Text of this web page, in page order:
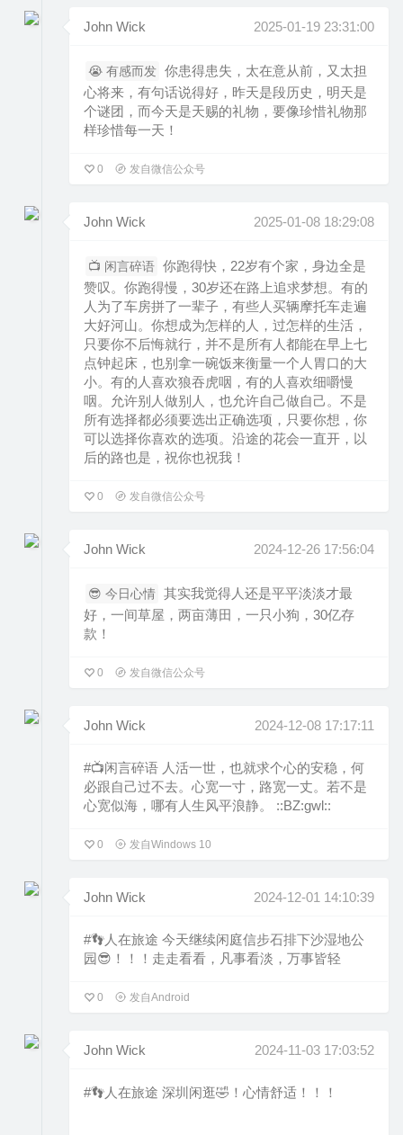
John Wick 2025-01-19 23:31:00
😭 有感而发 你患得患失，太在意从前，又太担
心将来，有句话说得好，昨天是段历史，明天是
个谜团，而今天是天赐的礼物，要像珍惜礼物那
样珍惜每一天！
0 发自微信公众号
John Wick 2025-01-08 18:29:08
📺 闲言碎语 你跑得快，22岁有个家，身边全是
赞叹。你跑得慢，30岁还在路上追求梦想。有的
人为了车房拼了一辈子，有些人买辆摩托车走遍
大好河山。你想成为怎样的人，过怎样的生活，
只要你不后悔就行，并不是所有人都能在早上七
点钟起床，也别拿一碗饭来衡量一个人胃口的大
小。有的人喜欢狼吞虎咽，有的人喜欢细嚼慢
咽。允许别人做别人，也允许自己做自己。不是
所有选择都必须要选出正确选项，只要你想，你
可以选择你喜欢的选项。沿途的花会一直开，以
后的路也是，祝你也祝我！
0 发自微信公众号
John Wick 2024-12-26 17:56:04
😎 今日心情 其实我觉得人还是平平淡淡才最
好，一间草屋，两亩薄田，一只小狗，30亿存
款！
0 发自微信公众号
John Wick 2024-12-08 17:17:11
#📺闲言碎语 人活一世，也就求个心的安稳，何
必跟自己过不去。心宽一寸，路宽一丈。若不是
心宽似海，哪有人生风平浪静。 ::BZ:gwl::
0 发自Windows 10
John Wick 2024-12-01 14:10:39
#👣人在旅途 今天继续闲庭信步石排下沙湿地公
园😎！！！走走看看，凡事看淡，万事皆轻
0 发自Android
John Wick 2024-11-03 17:03:52
#👣人在旅途 深圳闲逛🤣！心情舒适！！！